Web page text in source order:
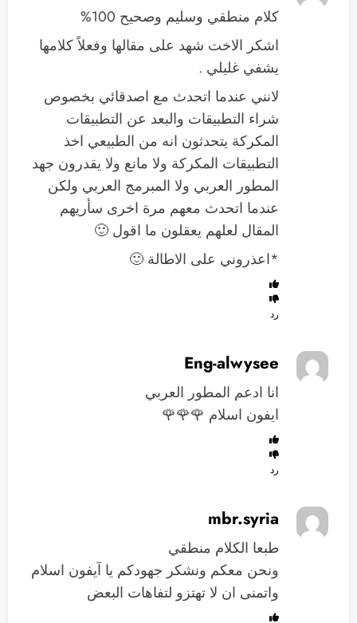
كلام منطقي وسليم وصحيح 100%
اشكر الاخت شهد على مقالها وفعلاً كلامها
يشفي غليلي .
لانني عندما اتحدث مع اصدقائي بخصوص
شراء التطبيقات والبعد عن التطبيقات
المكركة يتحدثون انه من الطبيعي اخذ
التطبيقات المكركة ولا مانع ولا يقدرون جهد
المطور العربي ولا المبرمج العربي ولكن
عندما اتحدث معهم مرة اخرى سأريهم
المقال لعلهم يعقلون ما اقول 🙂
*اعذروني على الاطالة 🙂
رد
Eng-alwysee
انا ادعم المطور العربي
ايفون اسلام 🌹🌹🌹
رد
mbr.syria
طبعا الكلام منطقي
ونحن معكم ونشكر جهودكم يا آيفون اسلام
واتمنى ان لا تهتزو لتفاهات البعض